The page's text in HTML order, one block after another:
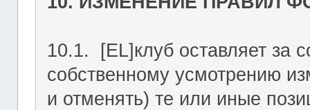
10.1. [EL]клуб оставляет за
собственному усмотрению
и отменять) те или иные